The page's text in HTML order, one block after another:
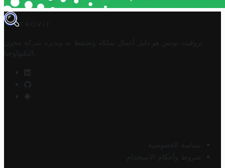
TROVIT
تروفيت تونس هو دليل أعمال تملكه وتحتفظ به وتديره
شركة مخزن
التكنولوجيا
سياسة الخصوصية
شروط وأحكام الاستخدام